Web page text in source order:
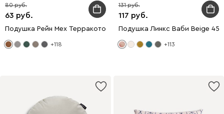
63
80
Подушка Рейн Мех Терракотовый 2
+118
117
131
Подушка Линкс Ваби Beige
+113